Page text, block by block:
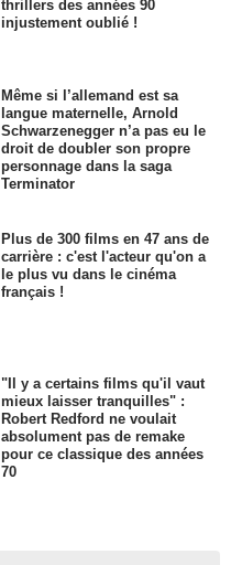
thrillers des années 90
injustement oublié !
Même si l’allemand est sa
langue maternelle, Arnold
Schwarzenegger n’a pas eu le
droit de doubler son propre
personnage dans la saga
Terminator
Plus de 300 films en 47 ans de
carrière : c'est l'acteur qu'on a
le plus vu dans le cinéma
français !
"Il y a certains films qu'il vaut
mieux laisser tranquilles" :
Robert Redford ne voulait
absolument pas de remake
pour ce classique des années
70